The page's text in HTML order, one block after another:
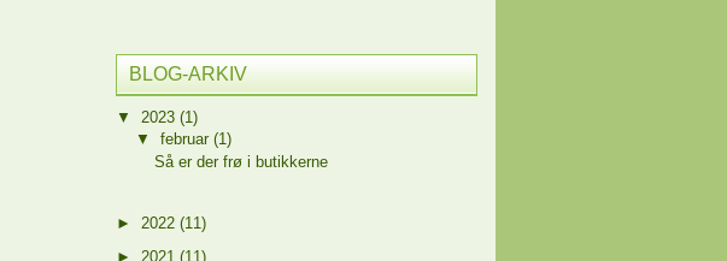
BLOG-ARKIV
▼ 2023 (1)
▼ februar (1)
Så er der frø i butikkerne
► 2022 (11)
► 2021 (11)